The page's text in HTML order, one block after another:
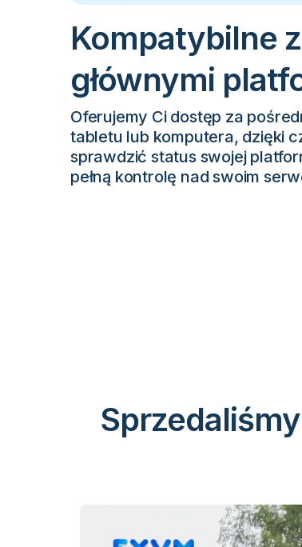
Kompatybilne
głównymi
Oferujemy Ci dostęp za
tabletu lub komputera, dzięki
sprawdzić status swojej
pełną kontrolę nad swoim